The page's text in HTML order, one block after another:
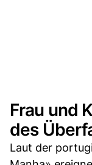
Frau und
des
Laut der